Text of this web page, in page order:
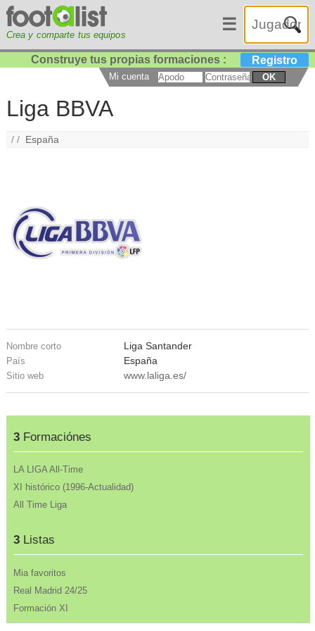
Crea y comparte tus equipos
☰
Construye tus propias formaciones : Registro
Mi cuenta OK
Liga BBVA
/ / España
Nombre corto Liga Santander
País España
Sitio web www.laliga.es/
3Formaciónes
LA LIGA All-Time
XI histórico (1996-Actualidad)
All Time Liga
3Listas
Mia favoritos
Real Madrid 24/25
Formación XI